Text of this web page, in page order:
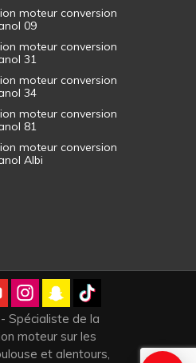
moteur conversion
09
moteur conversion
31
moteur conversion
34
moteur conversion
81
moteur conversion
Albi
Spécialiste de la
moteur sur les
et alentours,